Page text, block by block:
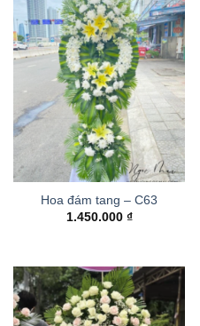
Hoa đám tang – C63
1.450.000 ₫